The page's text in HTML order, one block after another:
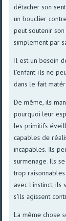
détacher son
un bouclier
peut soutenir
simplement par
Il est un besoin
l'enfant: ils ne
dans le fait
De même, ils
pourquoi leur
les primitifs
capables de
incapables. Ils
surmenage. Ils
trop
avec l'instinct, ils
s'ils agissent
La même chose